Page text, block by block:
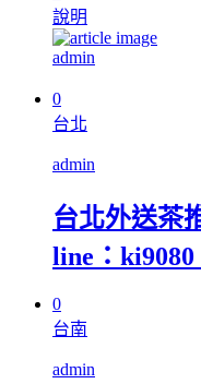
說明
admin
0
台北
admin
台北外送茶
line：
0
台南
admin